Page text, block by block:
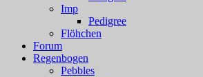
Imp
Pedigree
Flöhchen
Forum
Regenbogen
Pebbles